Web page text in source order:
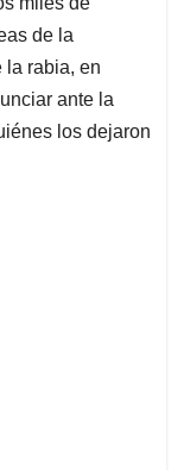
de la
la rabia, en
ante la
los dejaron